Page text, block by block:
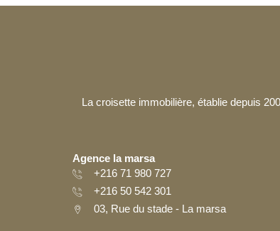
La croisette immobilière, établie depuis
Agence la marsa
+216 71 980 727
+216 50 542 301
03, Rue du stade - La marsa